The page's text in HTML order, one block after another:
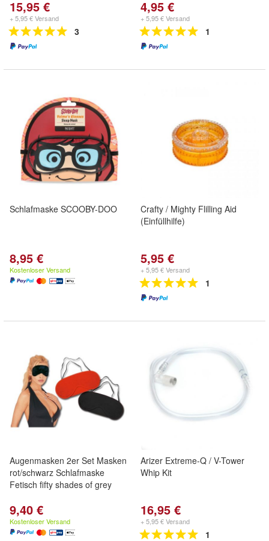
15,95 €
+ 5,95 € Versand
3
4,95 €
+ 5,95 € Versand
1
Schlafmaske SCOOBY-DOO
8,95 €
Kostenloser Versand
Crafty / Mighty Flilling Aid
(Einfüllhilfe)
5,95 €
+ 5,95 € Versand
1
Augenmasken 2er Set Masken
rot/schwarz Schlafmaske
Fetisch fifty shades of grey
9,40 €
Kostenloser Versand
Arizer Extreme-Q / V-Tower
Whip Kit
16,95 €
+ 5,95 € Versand
1